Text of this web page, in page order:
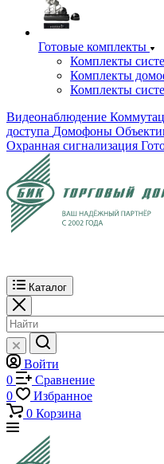
Готовые комплекты
Комплекты
Комплекты
Комплекты
Видеонаблюдение
доступа Домофоны
Охранная сигнализация
Каталог
Войти
0
Сравнение
0
Избранное
0 Корзина